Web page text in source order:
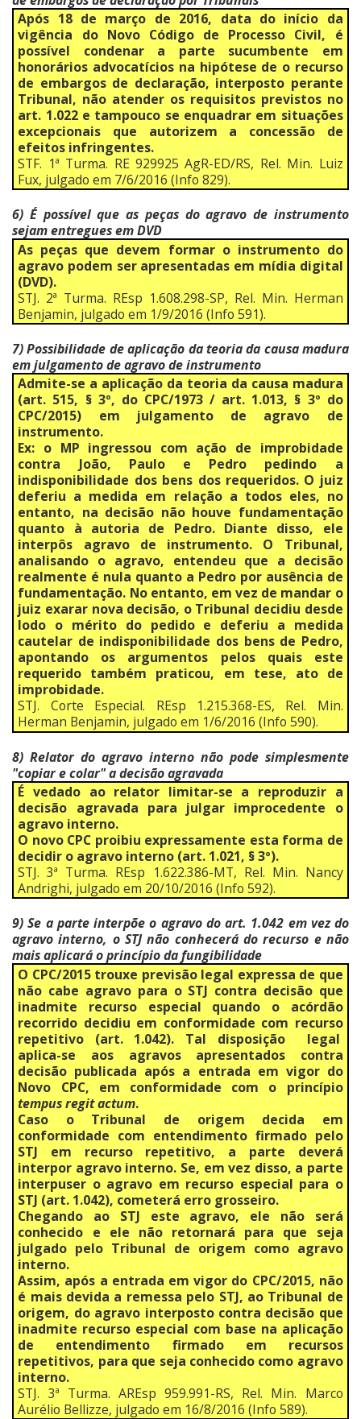
Após 18 de março de 2016, data do início da
vigência do Novo Código de Processo Civil, é
possível condenar a parte sucumbente em
honorários advocatícios na hipótese de o recurso
de embargos de declaração, interposto perante
Tribunal, não atender os requisitos previstos no
art. 1.022 e tampouco se enquadrar em situações
excepcionais que autorizem a concessão de
efeitos infringentes.
STF. 1ª Turma. RE 929925 AgR-ED/RS, Rel. Min. Luiz
Fux, julgado em 7/6/2016 (Info 829).
6) É possível que as peças do agravo de instrumento
sejam entregues em DVD
As peças que devem formar o instrumento do
agravo podem ser apresentadas em mídia digital
(DVD).
STJ. 2ª Turma. REsp 1.608.298-SP, Rel. Min. Herman
Benjamin, julgado em 1/9/2016 (Info 591).
7) Possibilidade de aplicação da teoria da causa madura
em julgamento de agravo de instrumento
Admite-se a aplicação da teoria da causa madura
(art. 515, § 3º, do CPC/1973 / art. 1.013, § 3º do
CPC/2015) em julgamento de agravo de
instrumento.
Ex: o MP ingressou com ação de improbidade
contra João, Paulo e Pedro pedindo a
indisponibilidade dos bens dos requeridos. O juiz
deferiu a medida em relação a todos eles, no
entanto, na decisão não houve fundamentação
quanto à autoria de Pedro. Diante disso, ele
interpôs agravo de instrumento. O Tribunal,
analisando o agravo, entendeu que a decisão
realmente é nula quanto a Pedro por ausência de
fundamentação. No entanto, em vez de mandar o
juiz exarar nova decisão, o Tribunal decidiu desde
lodo o mérito do pedido e deferiu a medida
cautelar de indisponibilidade dos bens de Pedro,
apontando os argumentos pelos quais este
requerido também praticou, em tese, ato de
improbidade.
STJ. Corte Especial. REsp 1.215.368-ES, Rel. Min.
Herman Benjamin, julgado em 1/6/2016 (Info 590).
8) Relator do agravo interno não pode simplesmente
"copiar e colar" a decisão agravada
É vedado ao relator limitar-se a reproduzir a
decisão agravada para julgar improcedente o
agravo interno.
O novo CPC proibiu expressamente esta forma de
decidir o agravo interno (art. 1.021, § 3º).
STJ. 3ª Turma. REsp 1.622.386-MT, Rel. Min. Nancy
Andrighi, julgado em 20/10/2016 (Info 592).
9) Se a parte interpõe o agravo do art. 1.042 em vez do
agravo interno, o STJ não conhecerá do recurso e não
mais aplicará o princípio da fungibilidade
O CPC/2015 trouxe previsão legal expressa de que
não cabe agravo para o STJ contra decisão que
inadmite recurso especial quando o acórdão
recorrido decidiu em conformidade com recurso
repetitivo (art. 1.042). Tal disposição legal
aplica-se aos agravos apresentados contra
decisão publicada após a entrada em vigor do
Novo CPC, em conformidade com o princípio
tempus regit actum.
Caso o Tribunal de origem decida em
conformidade com entendimento firmado pelo
STJ em recurso repetitivo, a parte deverá
interpor agravo interno. Se, em vez disso, a parte
interpuser o agravo em recurso especial para o
STJ (art. 1.042), cometerá erro grosseiro.
Chegando ao STJ este agravo, ele não será
conhecido e ele não retornará para que seja
julgado pelo Tribunal de origem como agravo
interno.
Assim, após a entrada em vigor do CPC/2015, não
é mais devida a remessa pelo STJ, ao Tribunal de
origem, do agravo interposto contra decisão que
inadmite recurso especial com base na aplicação
de entendimento firmado em recursos
repetitivos, para que seja conhecido como agravo
interno.
STJ. 3ª Turma. AREsp 959.991-RS, Rel. Min. Marco
Aurélio Bellizze, julgado em 16/8/2016 (Info 589).